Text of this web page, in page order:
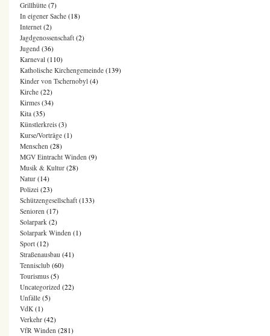
Grillhütte (7)
In eigener Sache (18)
Internet (2)
Jagdgenossenschaft (2)
Jugend (36)
Karneval (110)
Katholische Kirchengemeinde (139)
Kinder von Tschernobyl (4)
Kirche (22)
Kirmes (34)
Kita (35)
Künstlerkreis (3)
Kurse/Vorträge (1)
Menschen (28)
MGV Eintracht Winden (9)
Musik & Kultur (28)
Natur (14)
Polizei (23)
Schützengesellschaft (133)
Senioren (17)
Solarpark (2)
Solarpark Winden (1)
Sport (12)
Straßenausbau (41)
Tennisclub (60)
Tourismus (5)
Uncategorized (22)
Unfälle (5)
VdK (1)
Verkehr (42)
VfR Winden (281)